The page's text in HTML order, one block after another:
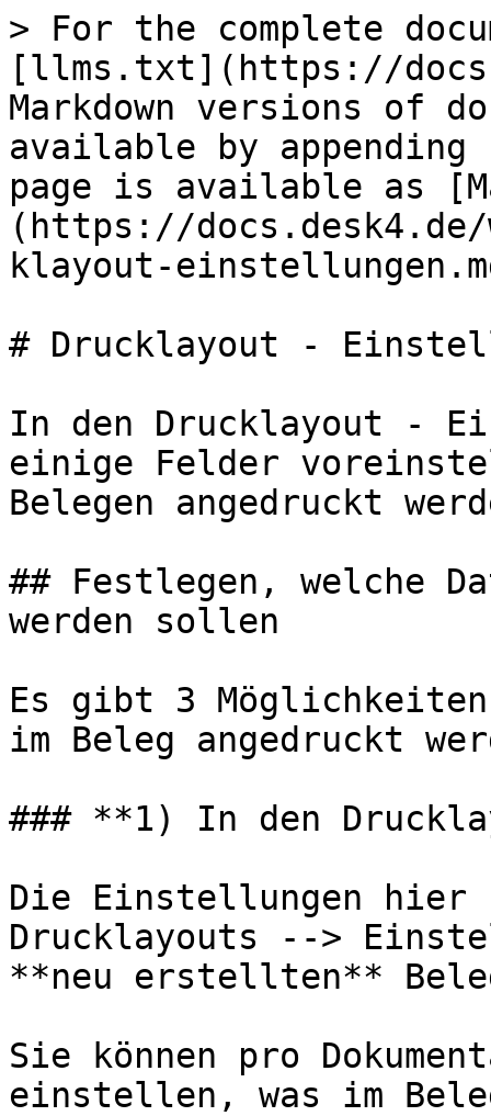
> For the complete
[llms.txt](https://
Markdown versions of
available by
page is available as
(https://docs.desk4.de/
klayout-
# Drucklayout -
In den Drucklayout -
einige Felder
Belegen angedruckt
## Festlegen, welche
werden sollen
Es gibt 3
im Beleg angedruckt
### **1) In den
Die Einstellungen hier
Drucklayouts -->
**neu erstellten**
Sie können pro
einstellen, was im